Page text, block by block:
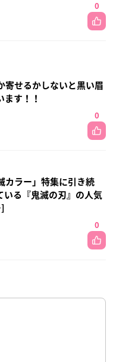
0
寄せるかしないと黒い眉
す！！
0
カラー」特集に引き続
いる『鬼滅の刃』の人気
0